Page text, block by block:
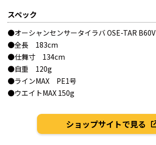
スペック
●オーシャンセンサータイラバ OSE-TAR B60V
●全長 183cm
●仕舞寸 134cm
●自重 120g
●ラインMAX PE1号
●ウエイトMAX 150g
ショップサイトで見る